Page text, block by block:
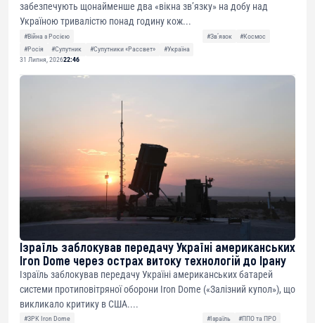
забезпечують щонайменше два «вікна зв’язку» на добу над
Україною тривалістю понад годину кож...
#Війна з Росією #Звʼязок
#Космос
#Росія
#Супутник #Супутники «Рассвет»
#Україна
31 Липня, 202622:46
Ізраїль заблокував передачу Україні американських
Iron Dome через острах витоку технологій до Ірану
Ізраїль заблокував передачу Україні американських батарей
системи протиповітряної оборони Iron Dome («Залізний купол»), що
викликало критику в США....
#ЗРК Iron Dome #Ізраїль
#ППО та ПРО